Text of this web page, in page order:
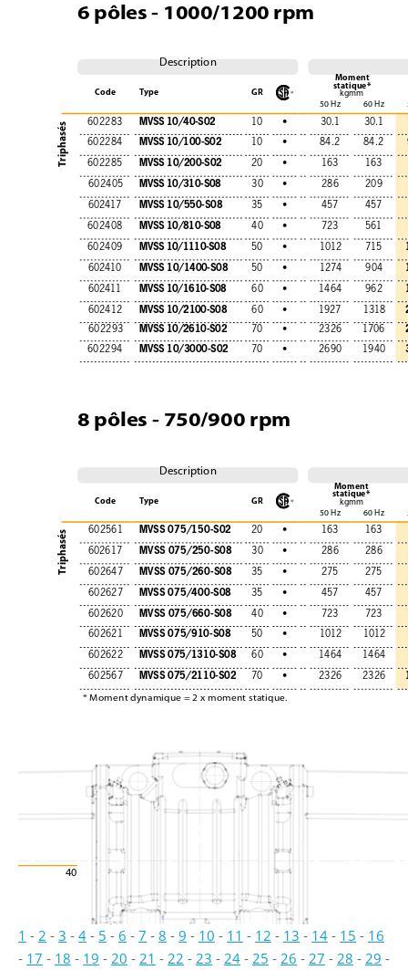
40
602283 MVSS 10/40-S02 10 • 30.1
30.1
602284
MVSS 10/100-S02 10 • 84.2 84.2
602285 MVSS 10/200-S02 20 • 163
163
602405
MVSS 10/310-S08 30 • 286
209
602417
MVSS 10/550-S08 35 • 457
457
602408
MVSS 10/810-S08 40 • 723
561
602409
MVSS 10/1110-S08 50 • 1012 715
602410 MVSS 10/1400-S08 50 • 1274 904
602411 MVSS 10/1610-S08 60 • 1464 962
602412 MVSS 10/2100-S08 60 • 1927 1318
602293 MVSS 10/2610-S02 70 • 2326 1706
602294 MVSS 10/3000-S02 70 • 2690 1940
602561 MVSS 075/150-S02 20 • 163
163
602617
MVSS 075/250-S08 30 • 286
286
602647
MVSS 075/260-S08 35 • 275
275
602627
MVSS 075/400-S08 35 • 457
457
602620
MVSS 075/660-S08 40 • 723
723
602621
MVSS 075/910-S08 50 • 1012
1012
602622
MVSS 075/1310-S08 60 • 1464
1464
602567
MVSS 075/2110-S02 70 • 2326 2326
6 pôles - 1000/1200 rpm
* Moment dynamique = 2 x moment statique.
8 pôles - 750/900 rpm
Description
Code Type GR
Moment
statique*
kgmm
50 Hz
60 Hz
Description
Code Type GR
Moment
statique*
kgmm
50 Hz
60 Hz
Triphasés
Triphasés
1 - 2 - 3 - 4 - 5 - 6 - 7 - 8 - 9 - 10 - 11 - 12 - 13 - 14 - 15 - 16
- 17 - 18 - 19 - 20 - 21 - 22 - 23 - 24 - 25 - 26 - 27 - 28 - 29 -